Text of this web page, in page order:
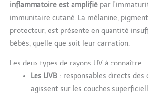
inflammatoire est amplifié par
immunitaire cutané. La mélanine,
protecteur, est présente en quantité
bébés, quelle que soit leur carnation.
Les deux types de rayons UV à connaître
Les UVB : responsables directs des
agissent sur les couches